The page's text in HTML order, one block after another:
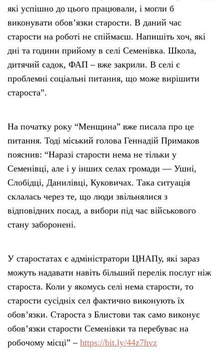
які успішно до цього працювали, і могли б
виконувати обов’язки старости. В даний час
старости на роботі не спіймаєш. Напишіть хоч, які
дні та години прийому в селі Семенівка. Школа,
дитячий садок, ФАП – вже закрили. В селі є
проблемні соціальні питання, що може вирішити
староста”.
На початку року “Менщина” вже писала про це
питання. Тоді міський голова Геннадій Примаков
пояснив: “Наразі старости нема не тільки у
Семенівці, але і у інших селах громади — Ушні,
Слобідці, Данилівці, Куковичах. Така ситуація
склалась через те, що люди звільнялися з
відповідних посад, а вибори під час військового
стану заборонені.
У старостатах є адміністратори ЦНАПу, які зараз
можуть надавати навіть більший перелік послуг ніж
староста. Коли у якомусь селі нема старости, то
старости сусідніх сел фактично виконують їх
обов’язки. Староста з Блистови так само виконує
обов’язки старости Семенівки та перебуває на
робочому місці” – https://bit.ly/44z7hvz